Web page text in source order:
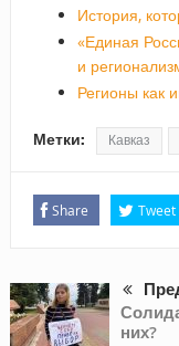
История,
«Единая
и
Регионы как
Метки: Кавказ
Share Tweet
них?